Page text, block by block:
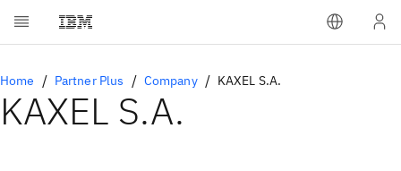
Home Partner Plus Company KAXEL S.A.
KAXEL S.A.